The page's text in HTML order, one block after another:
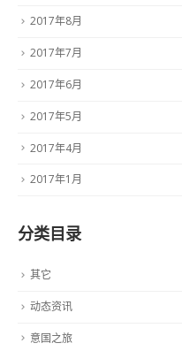
2017年8月
2017年7月
2017年6月
2017年5月
2017年4月
2017年1月
分类目录
其它
动态资讯
意国之旅